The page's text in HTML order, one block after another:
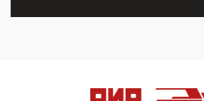
входМошенники активно